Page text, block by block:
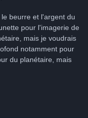
beurre et l'argent du
pour l'imagerie de
mais je voudrais
notamment pour
du planétaire, mais